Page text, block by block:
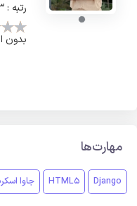
رتبه : 6803
بدون
مهارت‌ها
Django
HTML5 جاوا